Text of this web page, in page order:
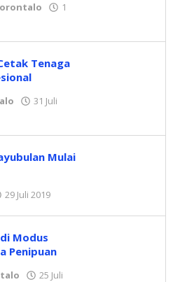
1
Tenaga
31 Juli
Mulai
29 Juli 2019
Modus
Penipuan
25 Juli